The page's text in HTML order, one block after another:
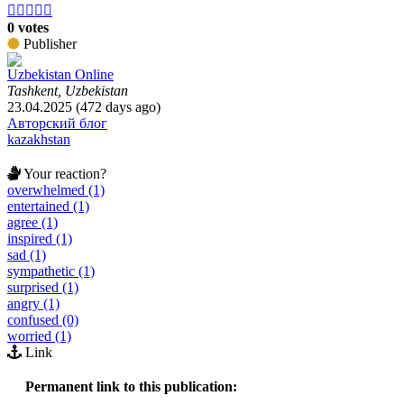
    
0 votes
Publisher
Uzbekistan Online
Tashkent, Uzbekistan
23.04.2025 (472 days ago)
Авторский блог
kazakhstan
Your reaction?
overwhelmed (1)
entertained (1)
agree (1)
inspired (1)
sad (1)
sympathetic (1)
surprised (1)
angry (1)
confused (0)
worried (1)
Link
Permanent link to this publication: